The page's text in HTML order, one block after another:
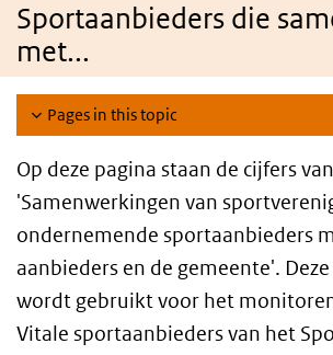
Sportaanbieders die
met...
Pages in this topic
Op deze pagina staan de cijfers
'Samenwerkingen van
ondernemende sportaanbieders
aanbieders en de gemeente'.
wordt gebruikt voor het
Vitale sportaanbieders van het